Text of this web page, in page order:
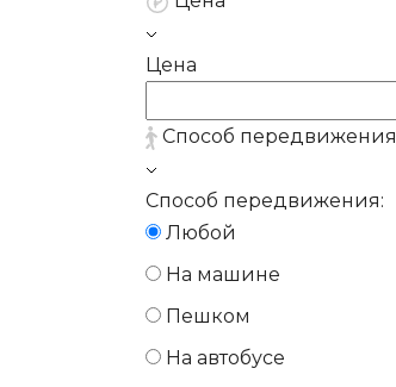
Цена
Способ передвижения
Способ передвижения:
Любой
На машине
Пешком
На автобусе